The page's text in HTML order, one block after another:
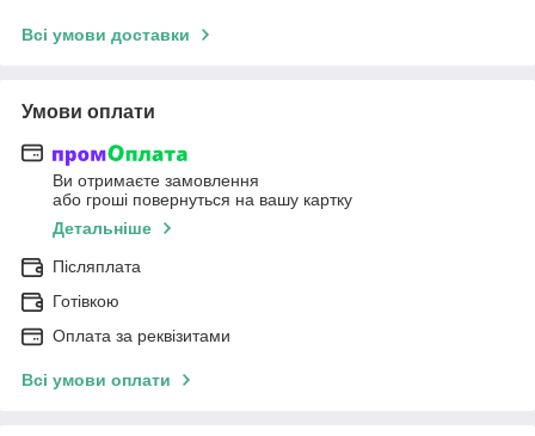
Всі умови доставки
Умови оплати
Ви отримаєте замовлення
або гроші повернуться на вашу картку
Детальніше
Післяплата
Готівкою
Оплата за реквізитами
Всі умови оплати